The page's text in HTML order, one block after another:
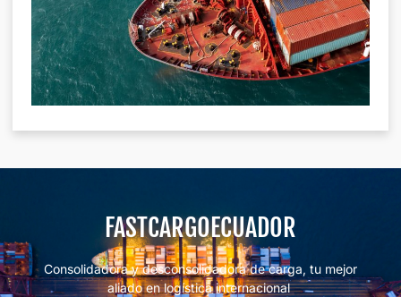
FASTCARGOECUADOR
Consolidadora y desconsolidadora de carga, tu mejor
aliado en logística internacional